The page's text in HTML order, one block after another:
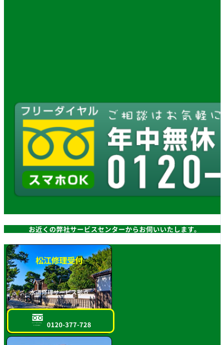
お近くの弊社サービスセンターからお伺いいたします。
松江修理受付
水道修理サービス拠点
フリーダイヤル
スマホOK!! 0120-377-728